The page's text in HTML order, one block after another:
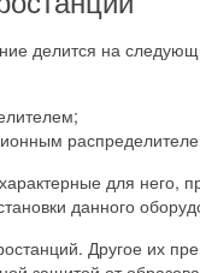
делится на
для него,
данного
Другое их